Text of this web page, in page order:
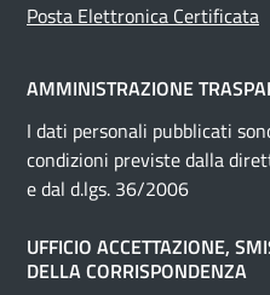
Posta Elettronica Certificata
AMMINISTRAZIONE
I dati personali pubblicati
condizioni previste dalla
e dal d.lgs. 36/2006
UFFICIO ACCETTAZIONE,
DELLA CORRISPONDENZA